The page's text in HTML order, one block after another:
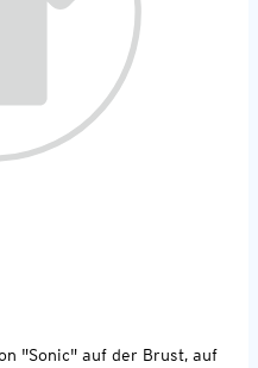
"Sonic" auf der Brust, auf